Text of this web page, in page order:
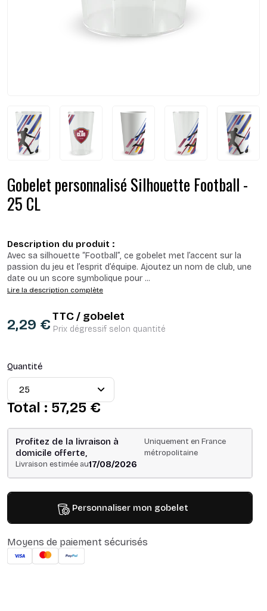
Gobelet personnalisé Silhouette Football -
25 CL
Description du produit :
Avec sa silhouette “Football”, ce gobelet met l’accent sur la
passion du jeu et l’esprit d’équipe. Ajoutez un nom de club, une
date ou un score symbolique pour ...
Lire la description complète
2,29 €
TTC / gobelet
Prix dégressif selon quantité
Quantité
Total : 57,25 €
Profitez de la livraison à
domicile offerte,
Uniquement en France
métropolitaine
Livraison estimée au17/08/2026
Personnaliser mon gobelet
Moyens de paiement sécurisés